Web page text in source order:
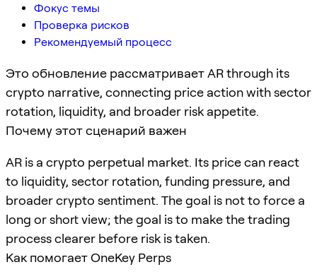
Фокус темы
Проверка рисков
Рекомендуемый процесс
Это обновление рассматривает AR through its
crypto narrative, connecting price action with sector
rotation, liquidity, and broader risk appetite.
Почему этот сценарий важен
AR is a crypto perpetual market. Its price can react
to liquidity, sector rotation, funding pressure, and
broader crypto sentiment. The goal is not to force a
long or short view; the goal is to make the trading
process clearer before risk is taken.
Как помогает OneKey Perps